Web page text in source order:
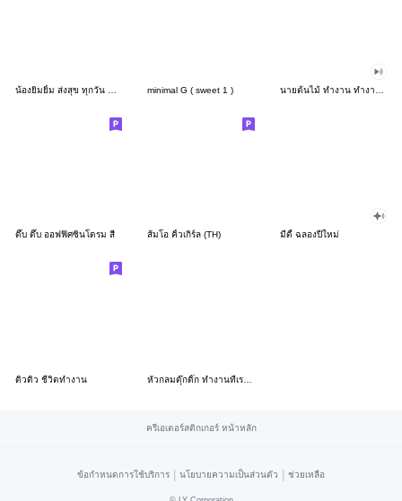
minimal G ( sweet 1 )
ดึ๊บ ดึ๊บ ออฟฟิศซินโดรม สี่ ส้มโอ คิ้วเกิร์ล (TH) มีดี้ ฉลองปีใหม่
ดิวดิว ชีวิตทำงาน
ครีเอเตอร์สติกเกอร์ หน้าหลัก
ข้อกำหนดการใช้บริการ | นโยบายความเป็นส่วนตัว | ช่วยเหลือ